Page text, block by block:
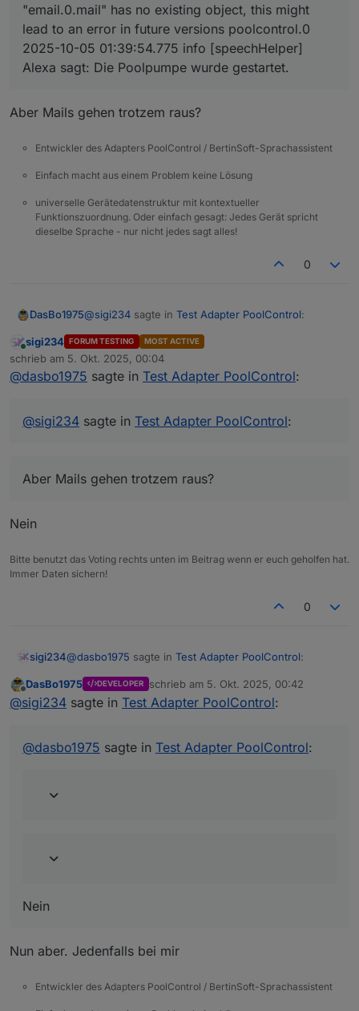
Denke .mail ist falsch
behoben (hoffentlich) und auf gitub verfügbar
"email.0.mail" has no existing object, this might
lead to an error in future versions poolcontrol.0
2025-10-05 01:39:54.775 info [speechHelper]
Alexa sagt: Die Poolpumpe wurde gestartet.
Aber Mails gehen trotzem raus?
Entwickler des Adapters PoolControl / BertinSoft-Sprachassistent
Einfach macht aus einem Problem keine Lösung
universelle Gerätedatenstruktur mit kontextueller
Funktionszuordnung. Oder einfach gesagt: Jedes Gerät spricht
dieselbe Sprache - nur nicht jedes sagt alles!
0
DasBo1975@sigi234 sagte in Test Adapter PoolControl:
Leider nein.
Copy to Clipboard poolcontrol.0 2025-10-05
01:39:54.779 info [speechHelper] E-Mail
wurde gestartet. poolcontrol.0 2025-10-05
01:39:54.775 info [speechHelper] Alexa sagt:
Aber Mails gehen trotzem raus?
Online
sigi234 FORUM TESTING MOST ACTIVE
schrieb am 5. Okt. 2025, 00:04
zuletzt editiert von
@dasbo1975 sagte in Test Adapter PoolControl:
@sigi234 sagte in Test Adapter PoolControl:
Aber Mails gehen trotzem raus?
Nein
Bitte benutzt das Voting rechts unten im Beitrag wenn er euch geholfen hat.
Immer Daten sichern!
0
sigi234@dasbo1975 sagte in Test Adapter PoolControl:
@sigi234sagte inTest Adapter PoolControl
Aber Mails gehen trotzem raus?
Offline
DasBo1975 DEVELOPER schrieb am 5. Okt. 2025, 00:42
zuletzt editiert von
@sigi234 sagte in Test Adapter PoolControl:
@dasbo1975 sagte in Test Adapter PoolControl:
Nein
Nun aber. Jedenfalls bei mir
Entwickler des Adapters PoolControl / BertinSoft-Sprachassistent